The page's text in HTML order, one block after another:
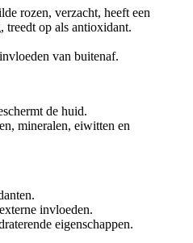
rozen, verzacht, heeft een
op als antioxidant.
van buitenaf.
de huid.
mineralen, eiwitten en
invloeden.
eigenschappen.